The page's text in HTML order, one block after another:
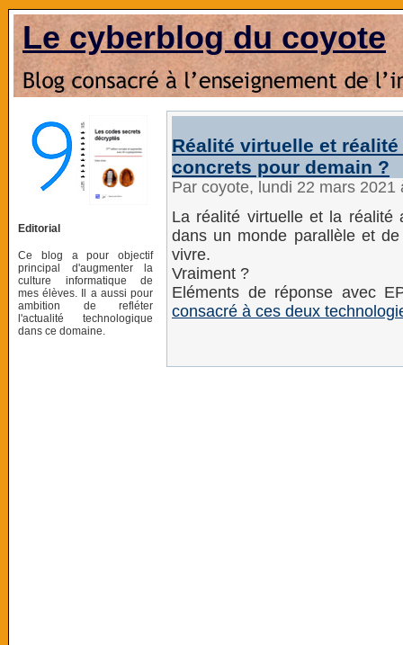
Le cyberblog du coyote
Editorial
Ce blog a pour objectif
principal d'augmenter la
culture informatique de
mes élèves. Il a aussi pour
ambition de refléter
l'actualité technologique
dans ce domaine.
Réalité virtuelle et
concrets pour demain ?
Par coyote, lundi 22 mars
La réalité virtuelle et la réalité
dans un monde parallèle et
vivre.
Vraiment ?
Eléments de réponse avec
consacré à ces deux